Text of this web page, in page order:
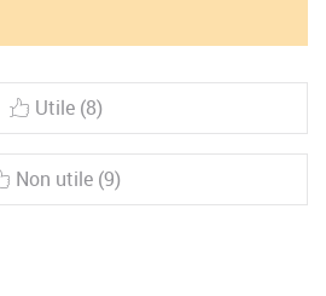
Utile (8)
Non utile (9)